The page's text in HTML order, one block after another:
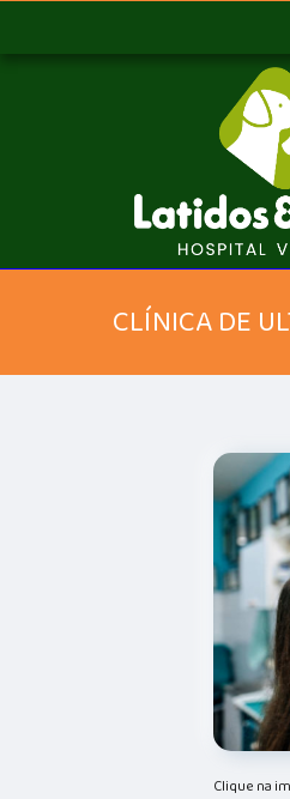
CLÍNICA DE
Clique na